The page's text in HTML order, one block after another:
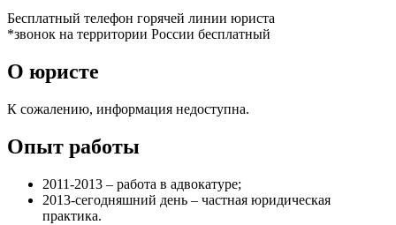
Бесплатный телефон горячей линии юриста
*звонок на территории России бесплатный
О юристе
К сожалению, информация недоступна.
Опыт работы
2011-2013 – работа в адвокатуре;
2013-сегодняшний день – частная юридическая
практика.